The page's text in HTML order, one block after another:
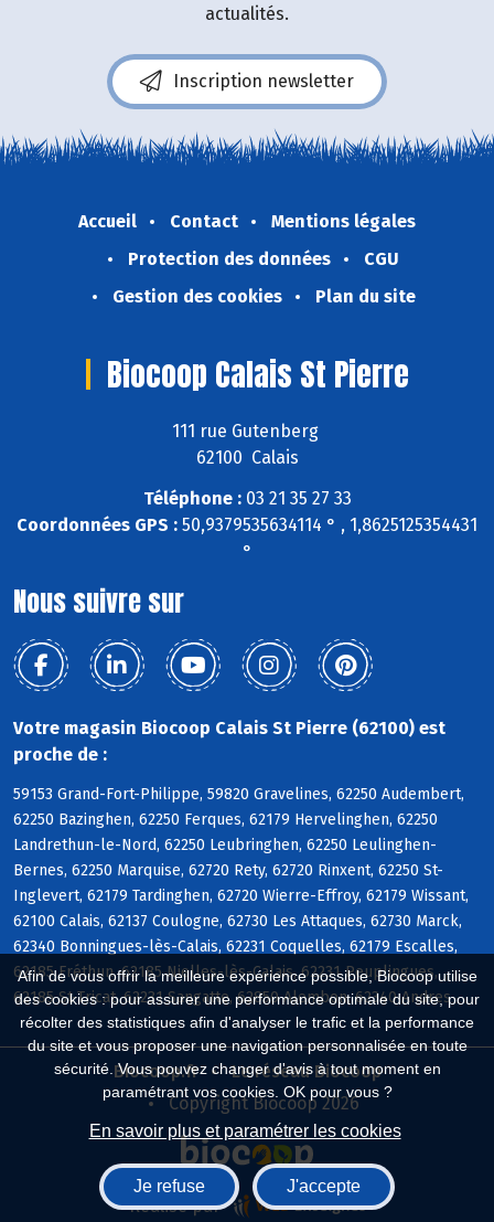
Afin de vous offrir la meilleure expérience possible, Biocoop utilise
des cookies : pour assurer une performance optimale du site, pour
récolter des statistiques afin d'analyser le trafic et la performance
du site et vous proposer une navigation personnalisée en toute
sécurité. Vous pouvez changer d'avis à tout moment en
paramétrant vos cookies. OK pour vous ?
En savoir plus et paramétrer les cookies
Je refuse J'accepte
actualités.
Inscription newsletter
Accueil Contact
Mentions légales
Protection des données
CGU
Gestion des cookies
Plan du site
Biocoop Calais St Pierre
111 rue Gutenberg
62100 Calais
Téléphone :03 21 35 27 33
Coordonnées GPS : 50,9379535634114 ° , 1,8625125354431
°
Nous suivre sur
Votre magasin Biocoop Calais St Pierre (62100) est
proche de :
59153 Grand-Fort-Philippe, 59820 Gravelines, 62250 Audembert,
62250 Bazinghen, 62250 Ferques, 62179 Hervelinghen, 62250
Landrethun-le-Nord, 62250 Leubringhen, 62250 Leulinghen-
Bernes, 62250 Marquise, 62720 Rety, 62720 Rinxent, 62250 St-
Inglevert, 62179 Tardinghen, 62720 Wierre-Effroy, 62179 Wissant,
62100 Calais, 62137 Coulogne, 62730 Les Attaques, 62730 Marck,
62340 Bonningues-lès-Calais, 62231 Coquelles, 62179 Escalles,
62185 Fréthun, 62185 Nielles-lès-Calais, 62231 Peuplingues,
62185 St-Tricat, 62231 Sangatte, 62850 Alembon, 62340 Andres
Biocoop.fr
Le réseau Biocoop
Copyright Biocoop 2026
Réalisé par